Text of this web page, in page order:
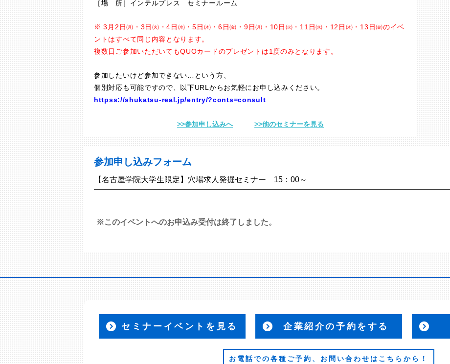
［場 所］ インテルプレス セミナールーム
※ 3月2日㈪・3日㈫・4日㈬・5日㈭・6日㈮・9日㈪・10日㈫・11日㈬・12日㈭・13日㈮のイベ
ントはすべて同じ内容となります。
複数日ご参加いただいてもQUOカードのプレゼントは1度のみとなります。
参加したいけど参加できない…という方、
個別対応も可能ですので、以下URLからお気軽にお申し込みください。
httpss://shukatsu-real.jp/entry/?conts=consult
>>参加申し込みへ >>他のセミナーを見る
参加申し込みフォーム
【名古屋学院大学生限定】穴場求人発掘セミナー 15：00～
※このイベントへのお申込み受付は終了しました。
セミナーイベントを見る 企業紹介の予約をする
お電話での各種ご予約、お問い合わせはこちらから！